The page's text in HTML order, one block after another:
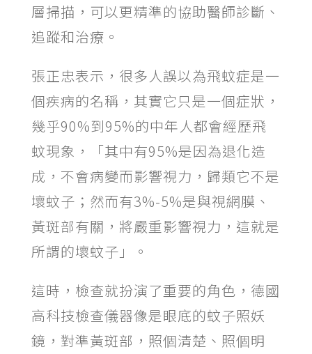
層掃描，可以更精準的協助醫師診斷、
追蹤和治療。
張正忠表示，很多人誤以為飛蚊症是一
個疾病的名稱，其實它只是一個症狀，
幾乎90%到95%的中年人都會經歷飛
蚊現象，「其中有95%是因為退化造
成，不會病變而影響視力，歸類它不是
壞蚊子；然而有3%-5%是與視網膜、
黃斑部有關，將嚴重影響視力，這就是
所謂的壞蚊子」。
這時，檢查就扮演了重要的角色，德國
高科技檢查儀器像是眼底的蚊子照妖
鏡，對準黃斑部，照個清楚、照個明